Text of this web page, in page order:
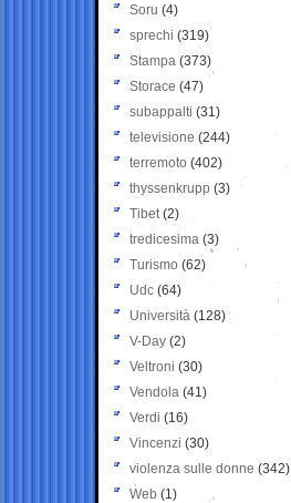
Soru (4)
sprechi (319)
Stampa (373)
Storace (47)
subappalti (31)
televisione(244)
terremoto (402)
thyssenkrupp (3)
Tibet(2)
tredicesima (3)
Turismo (62)
Udc (64)
Università (128)
V-Day (2)
Veltroni (30)
Vendola (41)
Verdi (16)
Vincenzi (30)
violenza sulle donne (342)
Web (1)